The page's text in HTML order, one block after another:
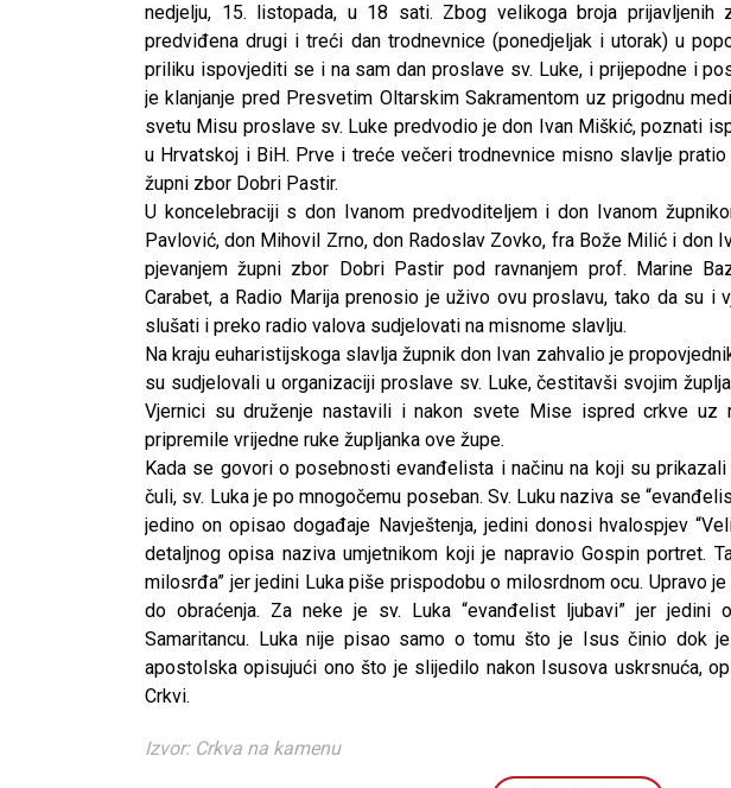
nedjelju, 15. listopada, u 18 sati. Zbog velikoga broja
predviđena drugi i treći dan trodnevnice (ponedjeljak i utorak) u
priliku ispovjediti se i na sam dan proslave sv. Luke, i prijepodne i
je klanjanje pred Presvetim Oltarskim Sakramentom uz prigodnu
svetu Misu proslave sv. Luke predvodio je don Ivan Miškić, poznati
u Hrvatskoj i BiH. Prve i treće večeri trodnevnice misno slavlje
župni zbor Dobri Pastir.
U koncelebraciji s don Ivanom predvoditeljem i don Ivanom
Pavlović, don Mihovil Zrno, don Radoslav Zovko, fra Bože Milić i don
pjevanjem župni zbor Dobri Pastir pod ravnanjem prof. Marine
Carabet, a Radio Marija prenosio je uživo ovu proslavu, tako da su i
slušati i preko radio valova sudjelovati na misnome slavlju.
Na kraju euharistijskoga slavlja župnik don Ivan zahvalio je
su sudjelovali u organizaciji proslave sv. Luke, čestitavši svojim
Vjernici su druženje nastavili i nakon svete Mise ispred crkve uz
pripremile vrijedne ruke župljanka ove župe.
Kada se govori o posebnosti evanđelista i načinu na koji su
čuli, sv. Luka je po mnogočemu poseban. Sv. Luku naziva se
jedino on opisao događaje Navještenja, jedini donosi hvalospjev
detaljnog opisa naziva umjetnikom koji je napravio Gospin portret.
milosrđa” jer jedini Luka piše prispodobu o milosrdnom ocu. Upravo
do obraćenja. Za neke je sv. Luka “evanđelist ljubavi” jer jedini
Samaritancu. Luka nije pisao samo o tomu što je Isus činio dok
apostolska opisujući ono što je slijedilo nakon Isusova uskrsnuća,
Crkvi.
Izvor: Crkva na kamenu